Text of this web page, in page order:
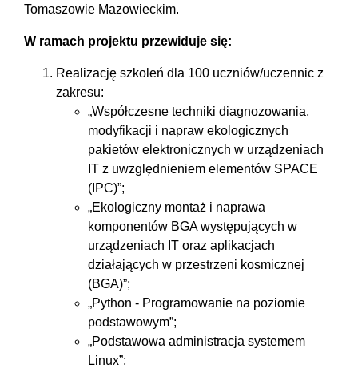
Tomaszowie Mazowieckim.
W ramach projektu przewiduje się:
Realizację szkoleń dla 100 uczniów/uczennic z
zakresu:
„Współczesne techniki diagnozowania,
modyfikacji i napraw ekologicznych
pakietów elektronicznych w urządzeniach
IT z uwzględnieniem elementów SPACE
(IPC)”;
„Ekologiczny montaż i naprawa
komponentów BGA występujących w
urządzeniach IT oraz aplikacjach
działających w przestrzeni kosmicznej
(BGA)”;
„Python - Programowanie na poziomie
podstawowym”;
„Podstawowa administracja systemem
Linux”;